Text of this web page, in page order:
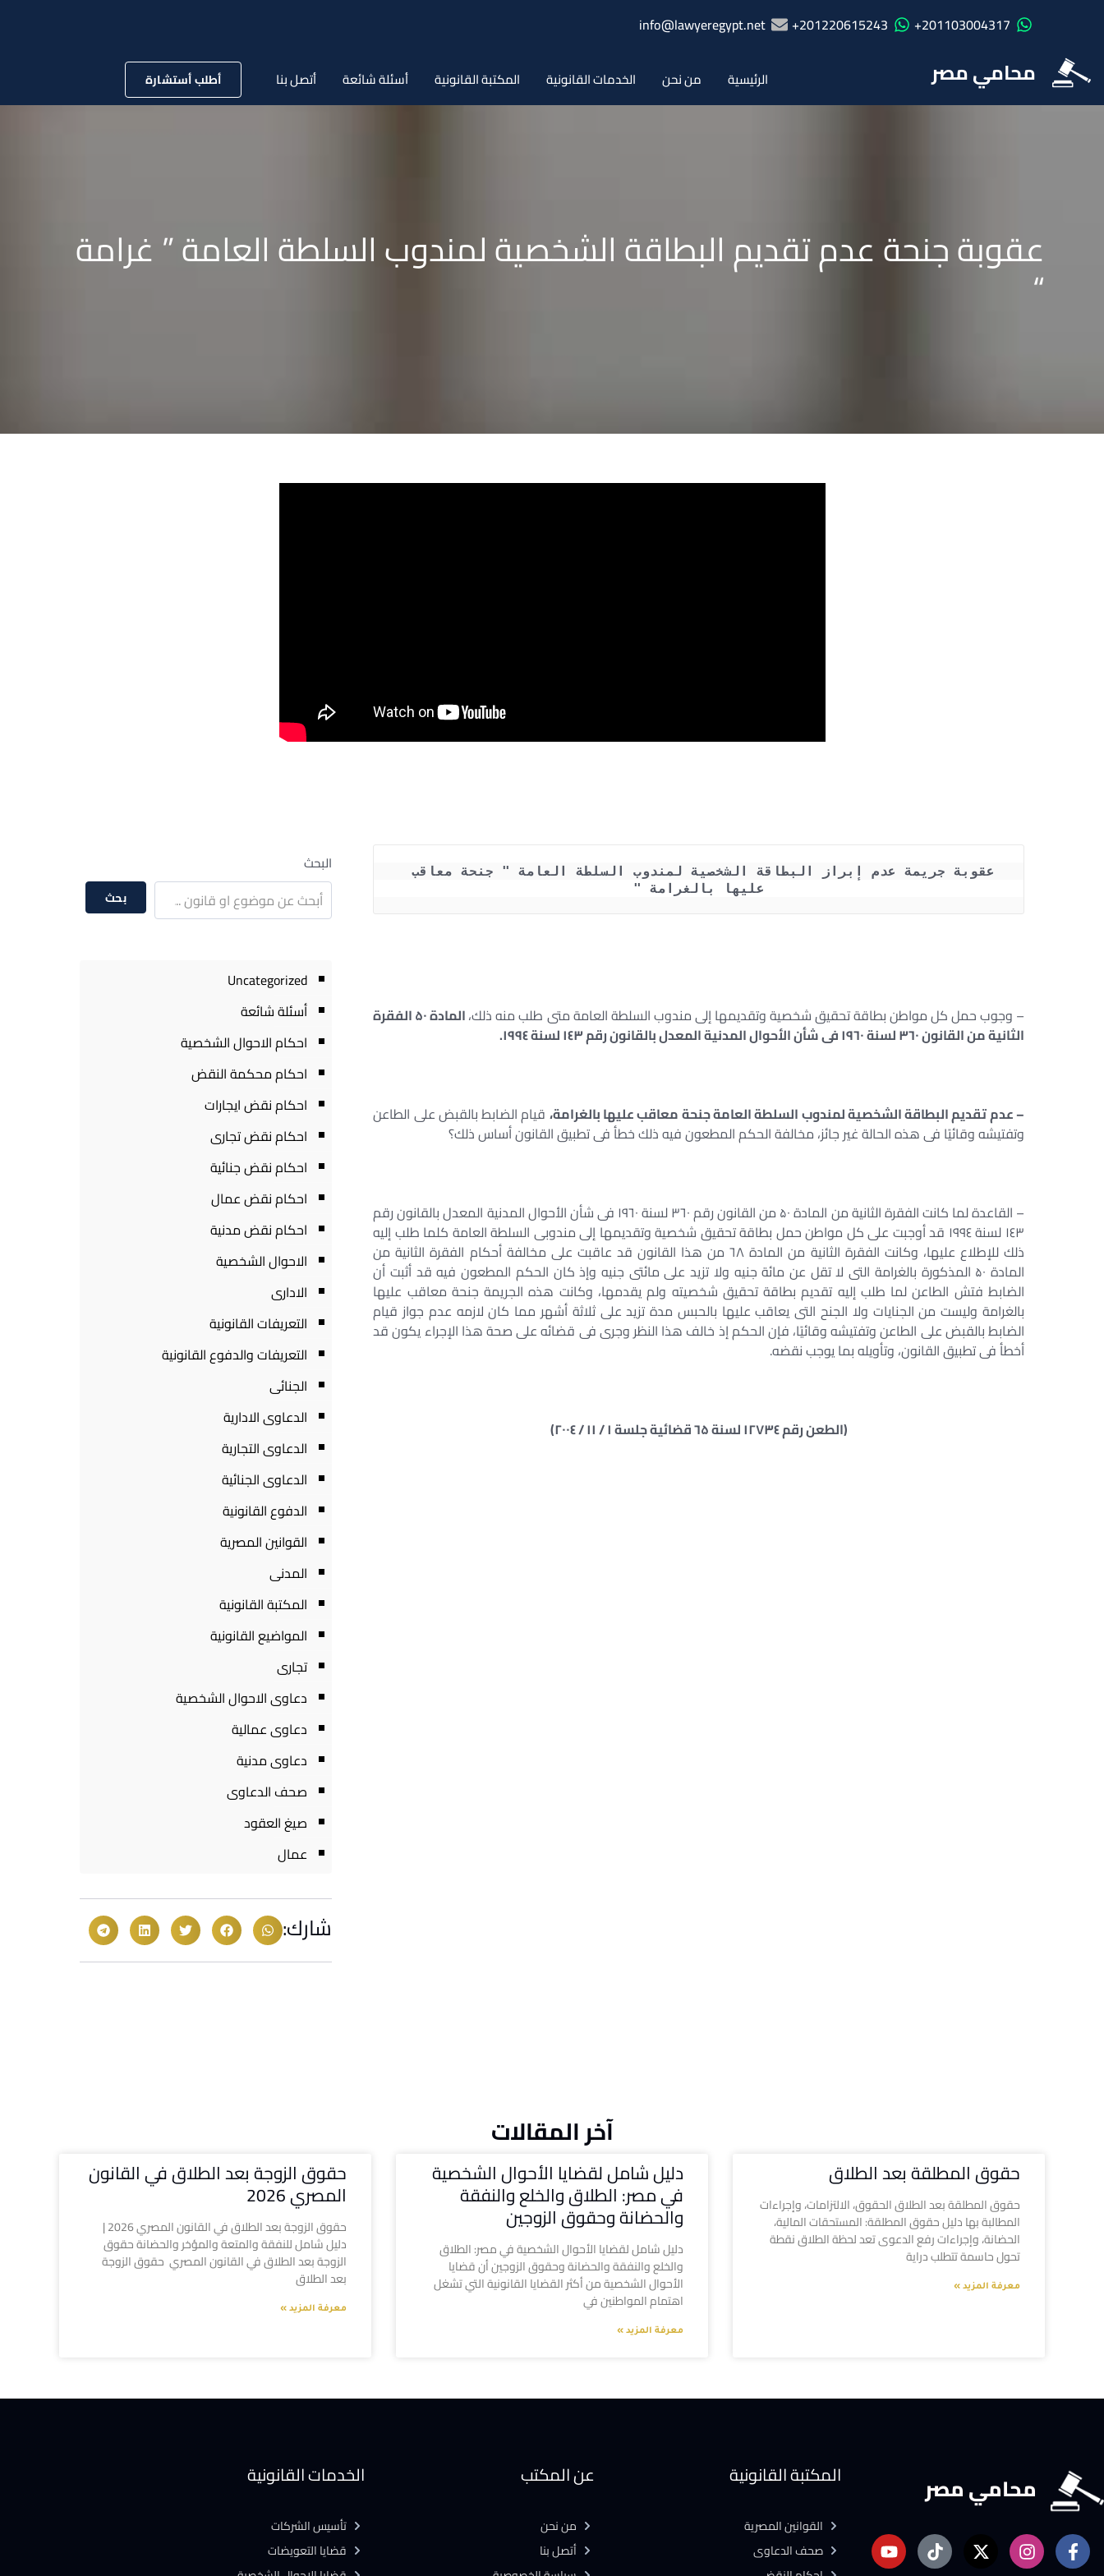
201103004317+
201220615243+
info@lawyeregypt.net
محامي مصر الرئيسية من نحن الخدمات القانونية المكتبة القانونية أسئلة شائعة أتصل بنا أطلب أستشارة
عقوبة جنحة عدم تقديم البطاقة الشخصية لمندوب السلطة العامة ” غرامة
“
عليها بالغرامة "
– وجوب حمل كل مواطن بطاقة تحقيق شخصية وتقديمها إلى مندوب السلطة العامة متى طلب منه ذلك،
المادة ۵۰ الفقرة
الثانية من القانون ۳٦۰ لسنة ۱۹٦۰ فى شأن الأحوال المدنية المعدل بالقانون رقم ۱٤۳ لسنة ۱۹۹٤.
– عدم تقديم البطاقة الشخصية لمندوب السلطة العامة جنحة معاقب عليها بالغرامة، قيام الضابط بالقبض على الطاعن
وتفتيشه وقائيًا فى هذه الحالة غير جائز، مخالفة الحكم المطعون فيه ذلك خطأ فى تطبيق القانون أساس ذلك؟
– القاعدة لما كانت الفقرة الثانية من المادة ۵۰ من القانون رقم ۳٦۰ لسنة ۱۹٦۰ فى شأن الأحوال المدنية المعدل بالقانون رقم
۱٤۳ لسنة ۱۹۹٤ قد أوجبت على كل مواطن حمل بطاقة تحقيق شخصية وتقديمها إلى مندوبى السلطة العامة كلما طلب إليه
ذلك للإطلاع عليها، وكانت الفقرة الثانية من المادة ٦۸ من هذا القانون قد عاقبت على مخالفة أحكام الفقرة الثانية من
المادة ۵۰ المذكورة بالغرامة التى لا تقل عن مائة جنيه ولا تزيد على مائتى جنيه وإذ كان الحكم المطعون فيه قد أثبت أن
الضابط فتش الطاعن لما طلب إليه تقديم بطاقة تحقيق شخصيته ولم يقدمها، وكانت هذه الجريمة جنحة معاقب عليها
بالغرامة وليست من الجنايات ولا الجنح التى يعاقب عليها بالحبس مدة تزيد على ثلاثة أشهر مما كان لازمه عدم جواز قيام
الضابط بالقبض على الطاعن وتفتيشه وقائيًا، فإن الحكم إذ خالف هذا النظر وجرى فى قضائه على صحة هذا الإجراء يكون قد
أخطأ فى تطبيق القانون، وتأويله بما يوجب نقضه.
(الطعن رقم ۱۲۷۳٤ لسنة ٦۵ قضائية جلسة ۱ / ۱۱ / ۲۰۰٤)
البحث
بحث
Uncategorized
أسئلة شائعة
احكام الاحوال الشخصية
احكام محكمة النقض
احكام نقض ايجارات
احكام نقض تجارى
احكام نقض جنائية
احكام نقض عمال
احكام نقض مدنية
الاحوال الشخصية
الادارى
التعريفات القانونية
التعريفات والدفوع القانونية
الجنائى
الدعاوى الادارية
الدعاوى التجارية
الدعاوى الجنائية
الدفوع القانونية
القوانين المصرية
المدنى
المكتبة القانونية
المواضيع القانونية
تجارى
دعاوى الاحوال الشخصية
دعاوى عمالية
دعاوى مدنية
صحف الدعاوى
صيغ العقود
عمال
شارك:
آخر المقالات
حقوق المطلقة بعد الطلاق
حقوق المطلقة بعد الطلاق الحقوق، الالتزامات، وإجراءات
المطالبة بها دليل حقوق المطلقة: المستحقات المالية،
الحضانة، وإجراءات رفع الدعوى تعد لحظة الطلاق نقطة
تحول حاسمة تتطلب دراية
معرفة المزيد »
دليل شامل لقضايا الأحوال الشخصية
في مصر: الطلاق والخلع والنفقة
والحضانة وحقوق الزوجين
دليل شامل لقضايا الأحوال الشخصية في مصر: الطلاق
والخلع والنفقة والحضانة وحقوق الزوجين أن قضايا
الأحوال الشخصية من أكثر القضايا القانونية التي تشغل
اهتمام المواطنين في
معرفة المزيد »
حقوق الزوجة بعد الطلاق في القانون
المصري 2026
حقوق الزوجة بعد الطلاق في القانون المصري 2026 |
دليل شامل للنفقة والمتعة والمؤخر والحضانة حقوق
الزوجة بعد الطلاق في القانون المصري حقوق الزوجة
بعد الطلاق
معرفة المزيد »
محامي مصر المكتبة القانونية
القوانين المصرية
صحف الدعاوى
عن المكتب
من نحن
أتصل بنا
الخدمات القانونية
تأسيس الشركات
قضايا التعويضات